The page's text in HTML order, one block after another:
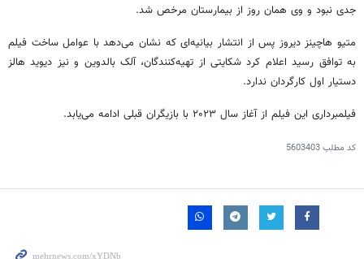
جدی نبود و وی همان روز از بیمارستان مرخص شد.
متیو هاچینز دیروز پس از انتشار بیانیه‌ای که نشان می‌دهد با عوامل ساخت فیلم
به توافق رسید اعلام کرد شکایتی از تهیه‌کنندگان،آلک بالدوین و نیز دیوید هالز
دستیار اول کارگردان ندارد.
فیلمبرداری این فیلم از آغاز سال ۲۰۲۳ با بازیگران قبلی ادامه می‌یابد.
کد مطلب5603403